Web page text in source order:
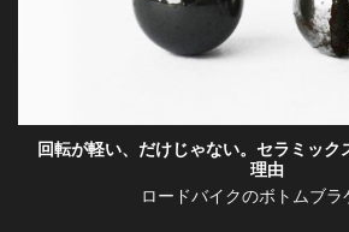
回転が軽い、だけじゃない。セラミック
理由
ロードバイクのボトムブラ